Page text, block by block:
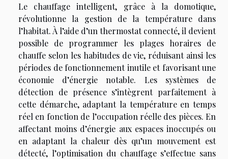
Le chauffage intelligent, grâce à la domotique,
révolutionne la gestion de la température dans
l’habitat. À l’aide d’un thermostat connecté, il devient
possible de programmer les plages horaires de
chauffe selon les habitudes de vie, réduisant ainsi les
périodes de fonctionnement inutile et favorisant une
économie d’énergie notable. Les systèmes de
détection de présence s’intègrent parfaitement à
cette démarche, adaptant la température en temps
réel en fonction de l’occupation réelle des pièces. En
affectant moins d’énergie aux espaces inoccupés ou
en adaptant la chaleur dès qu’un mouvement est
détecté, l’optimisation du chauffage s’effectue sans